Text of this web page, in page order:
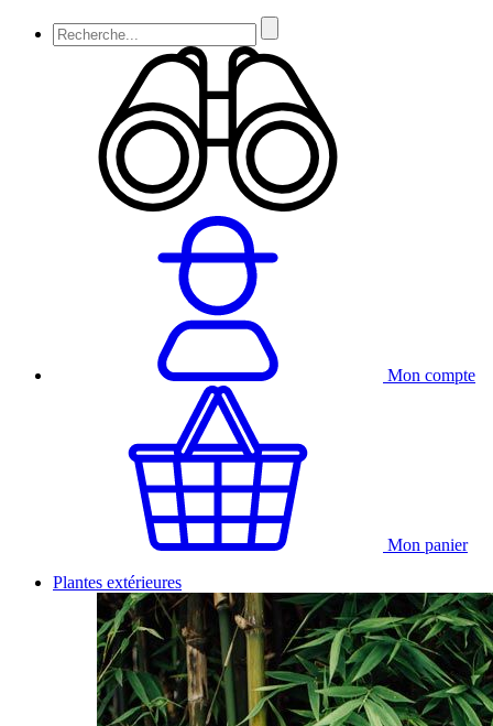
Mon compte
Mon panier
Plantes extérieures